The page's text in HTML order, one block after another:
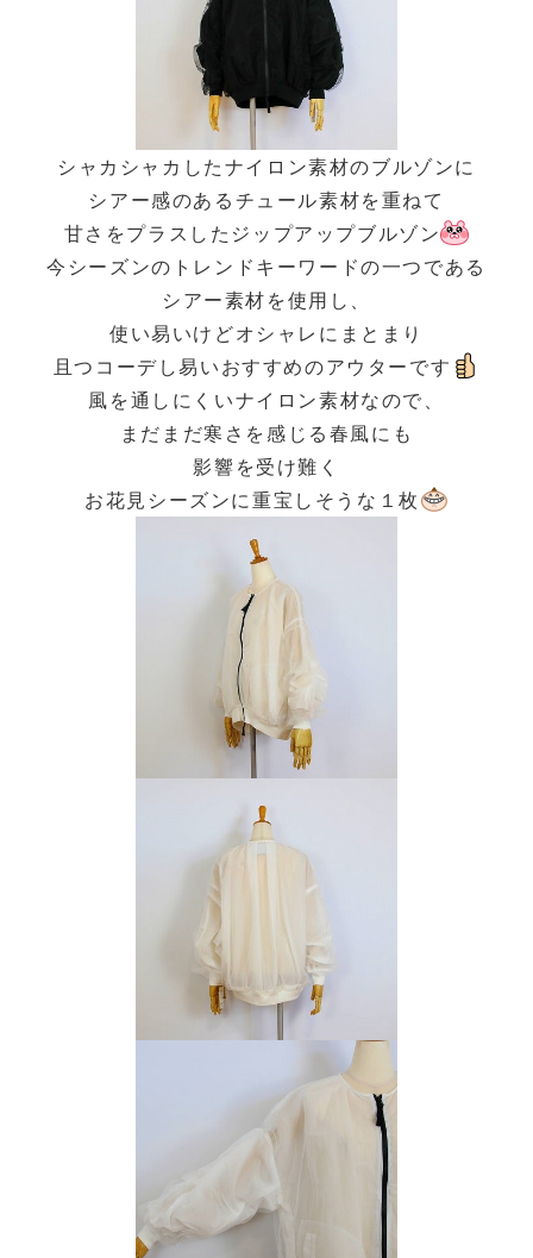
シャカシャカしたナイロン素材のブルゾンに
シアー感のあるチュール素材を重ねて
甘さをプラスしたジップアップブルゾン
今シーズンのトレンドキーワードの一つである
シアー素材を使用し、
使い易いけどオシャレにまとまり
且つコーデし易いおすすめのアウターです
風を通しにくいナイロン素材なので、
まだまだ寒さを感じる春風にも
影響を受け難く
お花見シーズンに重宝しそうな１枚